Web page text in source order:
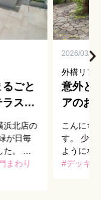
ごと
スで
浜北店の
が日毎
た。 見
足元を
、、
まわり
2026/03/22
外構リフ
意外と
アのお
こんにち
す。 少し
ようにな
ち遠しい
デッキ